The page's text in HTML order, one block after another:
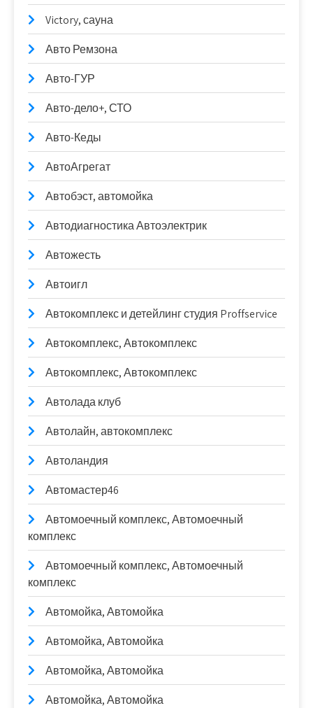
Victory, сауна
Авто Ремзона
Авто-ГУР
Авто-дело+, СТО
Авто-Кеды
АвтоАгрегат
Автобэст, автомойка
Автодиагностика Автоэлектрик
Автожесть
Автоигл
Автокомплекс и детейлинг студия Proffservice
Автокомплекс, Автокомплекс
Автокомплекс, Автокомплекс
Автолада клуб
Автолайн, автокомплекс
Автоландия
Автомастер46
Автомоечный комплекс, Автомоечный
комплекс
Автомоечный комплекс, Автомоечный
комплекс
Автомойка, Автомойка
Автомойка, Автомойка
Автомойка, Автомойка
Автомойка, Автомойка